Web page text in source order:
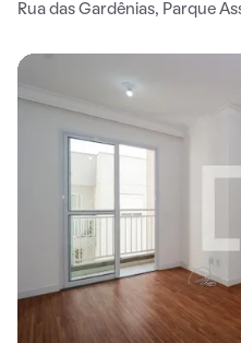
Rua das Gardênias, Parque